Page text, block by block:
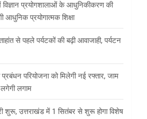
विज्ञान प्रयोगशालाओं के आधुनिकीकरण की
आधुनिक प्रयोगात्मक शिक्षा
से पहले पर्यटकों की बढ़ी आवाजाही, पर्यटन
परियोजना को मिलेगी नई रफ्तार, जाम
लगाम
शुरू, उत्तराखंड में 1 सितंबर से शुरू होगा विशेष